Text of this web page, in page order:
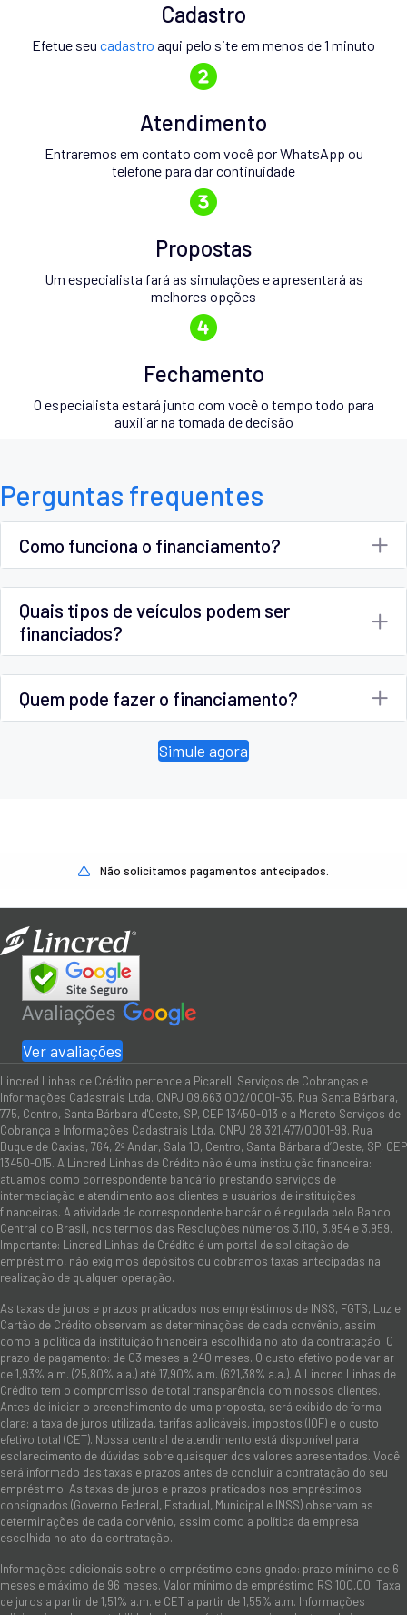
Cadastro
Efetue seu cadastro aqui pelo site em menos de 1 minuto
Atendimento
Entraremos em contato com você por WhatsApp ou
telefone para dar continuidade
Propostas
Um especialista fará as simulações e apresentará as
melhores opções
Fechamento
O especialista estará junto com você o tempo todo para
auxiliar na tomada de decisão
Perguntas frequentes
Como funciona o financiamento?
Quais tipos de veículos podem ser
financiados?
Quem pode fazer o financiamento?
Simule agora
Não solicitamos pagamentos antecipados.
Ver avaliações
Lincred Linhas de Crédito pertence a Picarelli Serviços de Cobranças e
Informações Cadastrais Ltda. CNPJ 09.663.002/0001-35. Rua Santa Bárbara,
775, Centro, Santa Bárbara d'Oeste, SP, CEP 13450-013 e a Moreto Serviços de
Cobrança e Informações Cadastrais Ltda. CNPJ 28.321.477/0001-98. Rua
Duque de Caxias, 764, 2º Andar, Sala 10, Centro, Santa Bárbara d’Oeste, SP, CEP
13450-015. A Lincred Linhas de Crédito não é uma instituição financeira:
atuamos como correspondente bancário prestando serviços de
intermediação e atendimento aos clientes e usuários de instituições
financeiras. A atividade de correspondente bancário é regulada pelo Banco
Central do Brasil, nos termos das Resoluções números 3.110, 3.954 e 3.959.
Importante: Lincred Linhas de Crédito é um portal de solicitação de
empréstimo, não exigimos depósitos ou cobramos taxas antecipadas na
realização de qualquer operação.
As taxas de juros e prazos praticados nos empréstimos de INSS, FGTS, Luz e
Cartão de Crédito observam as determinações de cada convênio, assim
como a política da instituição financeira escolhida no ato da contratação. O
prazo de pagamento: de 03 meses a 240 meses. O custo efetivo pode variar
de 1,93% a.m. (25,80% a.a.) até 17,90% a.m. (621,38% a.a.). A Lincred Linhas de
Crédito tem o compromisso de total transparência com nossos clientes.
Antes de iniciar o preenchimento de uma proposta, será exibido de forma
clara: a taxa de juros utilizada, tarifas aplicáveis, impostos (IOF) e o custo
efetivo total (CET). Nossa central de atendimento está disponível para
esclarecimento de dúvidas sobre quaisquer dos valores apresentados. Você
será informado das taxas e prazos antes de concluir a contratação do seu
empréstimo. As taxas de juros e prazos praticados nos empréstimos
consignados (Governo Federal, Estadual, Municipal e INSS) observam as
determinações de cada convênio, assim como a política da empresa
escolhida no ato da contratação.
Informações adicionais sobre o empréstimo consignado: prazo mínimo de 6
meses e máximo de 96 meses. Valor mínimo de empréstimo R$ 100,00. Taxa
de juros a partir de 1,51% a.m. e CET a partir de 1,55% a.m. Informações